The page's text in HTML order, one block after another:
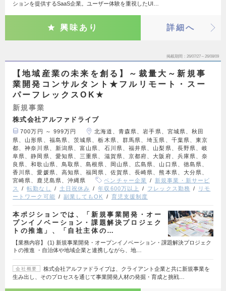
ションを提供するSaaS企業。ユーザー体験を重視したUI…
興味あり 詳細へ
掲載期間 26/07/27～26/08/09
【地域産業の未来を創る】～裁量大～新規事
業開発コンサルタント★フルリモート・スー
パーフレックスOK★
新規事業
株式会社アルファドライブ
700万円 ～ 999万円
北海道、青森県、岩手県、宮城県、秋田
県、山形県、福島県、茨城県、栃木県、群馬県、埼玉県、千葉県、東京
都、神奈川県、新潟県、富山県、石川県、福井県、山梨県、長野県、岐
阜県、静岡県、愛知県、三重県、滋賀県、京都府、大阪府、兵庫県、奈
良県、和歌山県、鳥取県、島根県、岡山県、広島県、山口県、徳島県、
香川県、愛媛県、高知県、福岡県、佐賀県、長崎県、熊本県、大分県、
宮崎県、鹿児島県、沖縄県
ベンチャー企業
新規事業・新サービ
ス
転勤なし 土日祝休み 年収600万以上 フレックス勤務
リモ
ートワーク可能
副業してもOK 育児支援制度
本ポジションでは、「新規事業開発・オー
プンイノベーション・課題解決プロジェク
トの推進」、「自社主体の…
【業務内容】 (1) 新規事業開発・オープンイノベーション・課題解決プロジェク
トの推進 ・自治体や地域企業と連携しながら、地…
会社概要
株式会社アルファドライブは、クライアント企業と共に新規事業を
生み出し、そのプロセスを通じて事業開発人材の発掘・育成と挑戦…